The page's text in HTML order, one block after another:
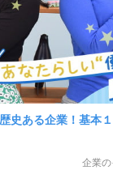
ある企業！基本
企業